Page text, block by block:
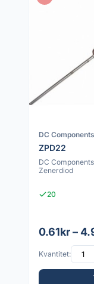
DC Components
ZPD22
DC
Zenerdiod
20
0.61kr –
Kvantitet: